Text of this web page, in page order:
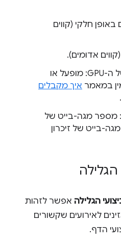
באופן חלקי (קווים
אדומים).
המצב של הראסטר של ה-GPU: מופעל או
במאמר איך מקבלים
.
שימוש בזיכרון ה-GPU: מספר מגה-בייט של
בייט של זיכרון
הגלילה
הגלילה אפשר לזהות
לאירועים שקשורים
הדף.